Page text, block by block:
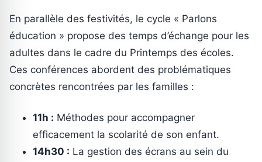
En parallèle des festivités, le cycle « Parlons
éducation » propose des temps d’échange pour les
adultes dans le cadre du Printemps des écoles.
Ces conférences abordent des problématiques
concrètes rencontrées par les familles :
11h : Méthodes pour accompagner
efficacement la scolarité de son enfant.
14h30 : La gestion des écrans au sein du